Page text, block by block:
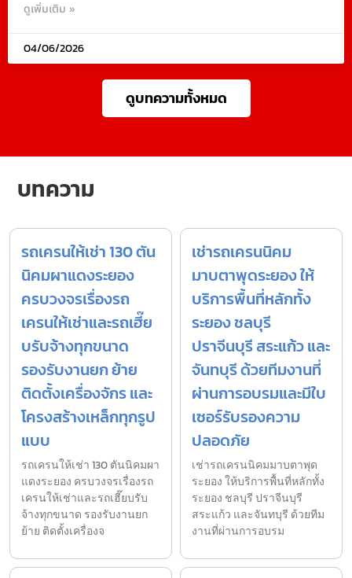
ดูเพิ่มเติม »
04/06/2026
ดูบทความทั้งหมด
บทความ
รถเครนให้เช่า 130 ตัน
นิคมผาแดงระยอง
ครบวงจรเรื่องรถ
เครนให้เช่าและรถเฮี๊ย
บรับจ้างทุกขนาด
รองรับงานยก ย้าย
ติดตั้งเครื่องจักร และ
โครงสร้างเหล็กทุกรูป
แบบ
รถเครนให้เช่า 130 ตันนิคมผา
แดงระยอง ครบวงจรเรื่องรถ
เครนให้เช่าและรถเฮี๊ยบรับ
จ้างทุกขนาด รองรับงานยก
ย้าย ติดตั้งเครื่องจ
เช่ารถเครนนิคม
มาบตาพุดระยอง ให้
บริการพื้นที่หลักทั้ง
ระยอง ชลบุรี
ปราจีนบุรี สระแก้ว และ
จันทบุรี ด้วยทีมงานที่
ผ่านการอบรมและมีใบ
เซอร์รับรองความ
ปลอดภัย
เช่ารถเครนนิคมมาบตาพุด
ระยอง ให้บริการพื้นที่หลักทั้ง
ระยอง ชลบุรี ปราจีนบุรี
สระแก้ว และจันทบุรี ด้วยทีม
งานที่ผ่านการอบรม